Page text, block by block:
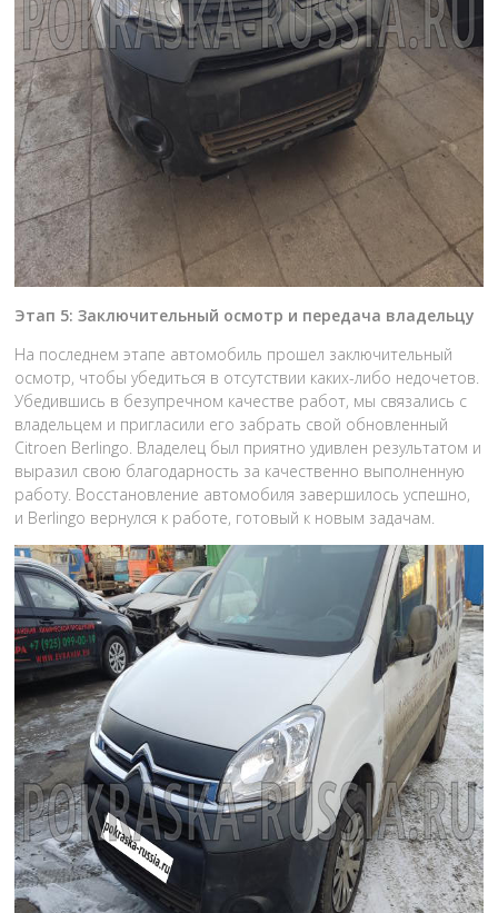
Этап 5: Заключительный осмотр и передача владельцу
На последнем этапе автомобиль прошел заключительный
осмотр, чтобы убедиться в отсутствии каких-либо недочетов.
Убедившись в безупречном качестве работ, мы связались с
владельцем и пригласили его забрать свой обновленный
Citroen Berlingo. Владелец был приятно удивлен результатом и
выразил свою благодарность за качественно выполненную
работу. Восстановление автомобиля завершилось успешно,
и Berlingo вернулся к работе, готовый к новым задачам.